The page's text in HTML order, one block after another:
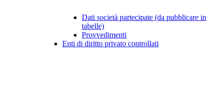
Dati società partecipate (da pubblicare in
tabelle)
Provvedimenti
Enti di diritto privato controllati